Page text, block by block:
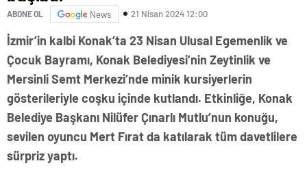
ABONE OL News 21 Nisan 2024 12:00
İzmir’in kalbi Konak’ta 23 Nisan Ulusal Egemenlik ve
Çocuk Bayramı, Konak Belediyesi’nin Zeytinlik ve
Mersinli Semt Merkezi’nde minik kursiyerlerin
gösterileriyle coşku içinde kutlandı. Etkinliğe, Konak
Belediye Başkanı Nilüfer Çınarlı Mutlu’nun konuğu,
sevilen oyuncu Mert Fırat da katılarak tüm davetlilere
sürpriz yaptı.